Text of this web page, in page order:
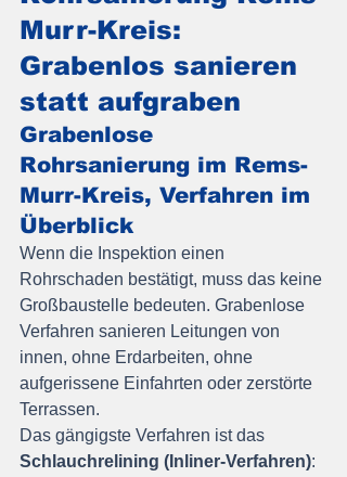
Murr-Kreis:
Grabenlos sanieren
statt aufgraben
Grabenlose
Rohrsanierung im Rems-
Murr-Kreis, Verfahren im
Überblick
Wenn die Inspektion einen
Rohrschaden bestätigt, muss das keine
Großbaustelle bedeuten. Grabenlose
Verfahren sanieren Leitungen von
innen, ohne Erdarbeiten, ohne
aufgerissene Einfahrten oder zerstörte
Terrassen.
Das gängigste Verfahren ist das
Schlauchrelining (Inliner-Verfahren):